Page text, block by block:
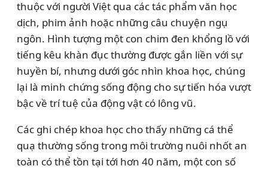
thuộc với người Việt qua các tác phẩm văn học
dịch, phim ảnh hoặc những câu chuyện ngụ
ngôn. Hình tượng một con chim đen khổng lồ với
tiếng kêu khàn đục thường được gắn liền với sự
huyền bí, nhưng dưới góc nhìn khoa học, chúng
lại là minh chứng sống động cho sự tiến hóa vượt
bậc về trí tuệ của động vật có lông vũ.
Các ghi chép khoa học cho thấy những cá thể
quạ thường sống trong môi trường nuôi nhốt an
toàn có thể tồn tại tới hơn 40 năm, một con số